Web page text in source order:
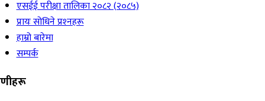
एसईई परीक्षा तालिका २०८२ (२०८५)
प्रायः सोधिने प्रश्‍नहरू
हाम्रो बारेमा
सम्पर्क